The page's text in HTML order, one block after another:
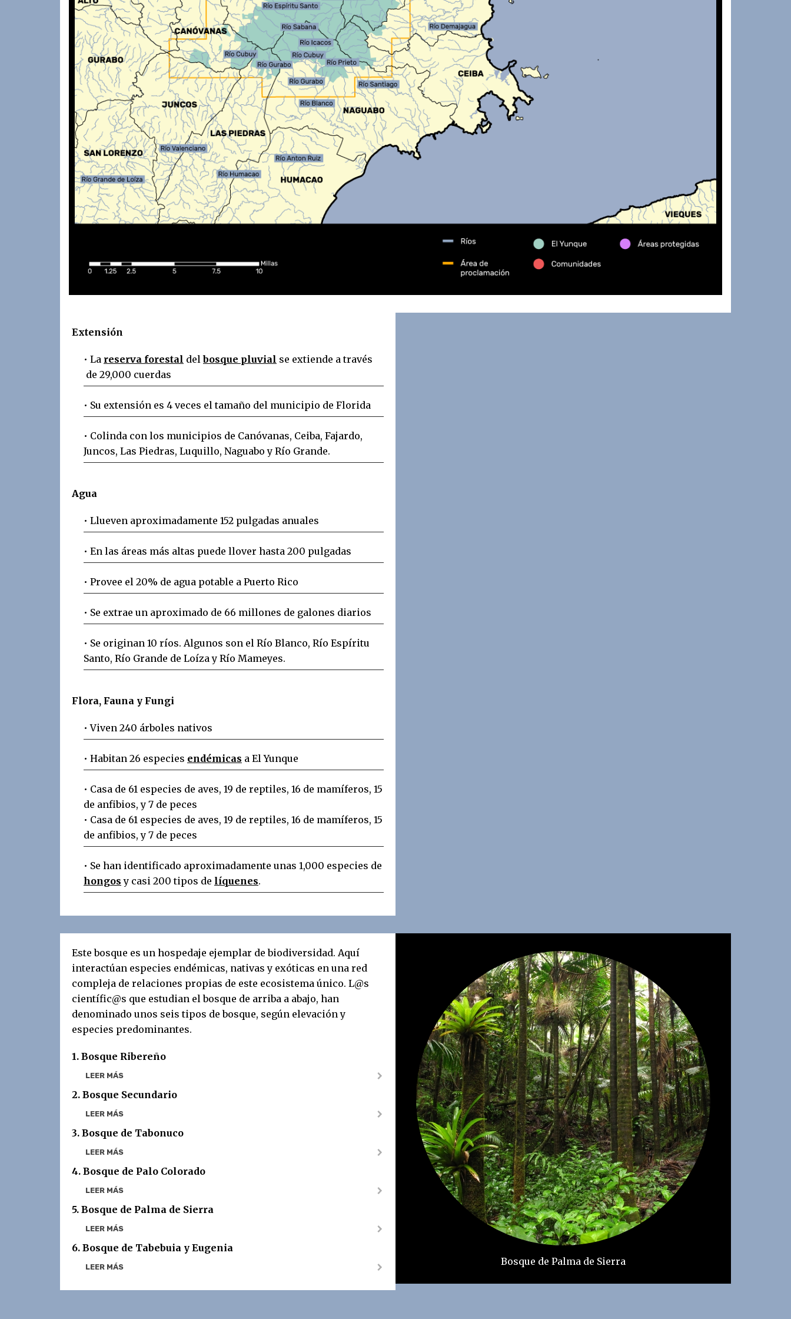
Extensión
• La reserva forestal delbosque pluvial se extiende a través
de 29,000 cuerdas
• Su extensión es 4 veces el tamaño del municipio de Florida
• Colinda con los municipios de Canóvanas, Ceiba, Fajardo,
Juncos, Las Piedras, Luquillo, Naguabo y Río Grande.
Agua
• Llueven aproximadamente 152 pulgadas anuales
• En las áreas más altas puede llover hasta 200 pulgadas
• Provee el 20% de agua potable a Puerto Rico
• Se extrae un aproximado de 66 millones de galones diarios
• Se originan 10 ríos. Algunos son el Río Blanco, Río Espíritu
Santo, Río Grande de Loíza y Río Mameyes.
Flora, Fauna y Fungi
• Viven 240 árboles nativos
• Habitan 26 especies endémicas a El Yunque
• Casa de 61 especies de aves, 19 de reptiles, 16 de mamíferos, 15
de anfibios, y 7 de peces
• Casa de 61 especies de aves, 19 de reptiles, 16 de mamíferos, 15
de anfibios, y 7 de peces
• Se han identificado aproximadamente unas 1,000 especies de
hongos y casi 200 tipos de líquenes.
Este bosque es un hospedaje ejemplar de biodiversidad. Aquí
interactúan especies endémicas, nativas y exóticas en una red
compleja de relaciones propias de este ecosistema único. L@s
científic@s que estudian el bosque de arriba a abajo, han
denominado unos seis tipos de bosque, según elevación y
especies predominantes.
1. Bosque Ribereño
LEER MÁS
2. Bosque Secundario
LEER MÁS
3. Bosque de Tabonuco
LEER MÁS
4. Bosque de Palo Colorado
LEER MÁS
5. Bosque de Palma de Sierra
LEER MÁS
6. Bosque de Tabebuia y Eugenia
LEER MÁS Bosque de Palma de Sierra